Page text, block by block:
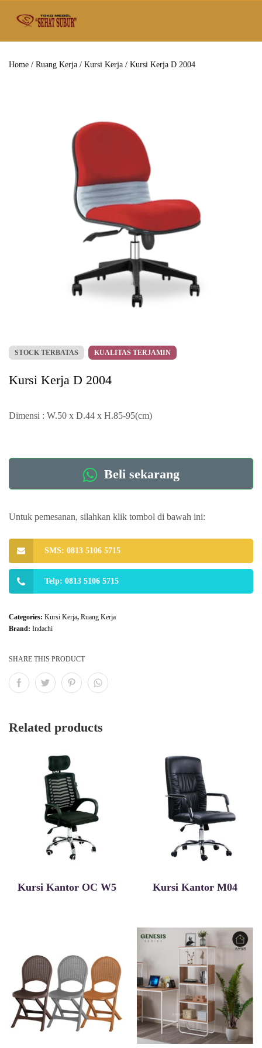
Home / Ruang Kerja / Kursi Kerja / Kursi Kerja D 2004
STOCK TERBATAS KUALITAS TERJAMIN
Kursi Kerja D 2004
Dimensi : W.50 x D.44 x H.85-95(cm)
Beli sekarang
Untuk pemesanan, silahkan klik tombol di bawah ini:
SMS: 0813 5106 5715
Telp: 0813 5106 5715
Categories: Kursi Kerja, Ruang Kerja
Brand: Indachi
SHARE THIS PRODUCT
Related products
Kursi Kantor OC W5 Kursi Kantor M04